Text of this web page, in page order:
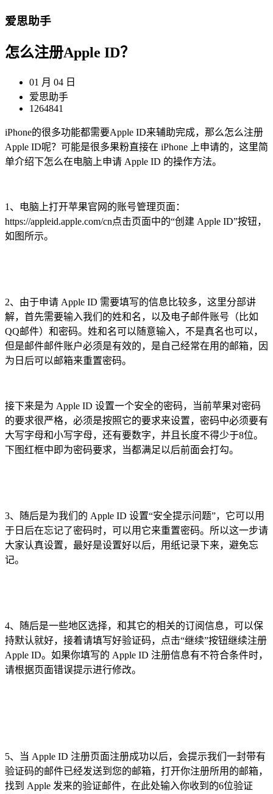
爱思助手
怎么注册Apple ID？
01 月 04 日
爱思助手
1264841
iPhone的很多功能都需要Apple ID来辅助完成，那么怎么注册
Apple ID呢？可能是很多果粉直接在 iPhone 上申请的，这里简
单介绍下怎么在电脑上申请 Apple ID 的操作方法。
1、电脑上打开苹果官网的账号管理页面：
https://appleid.apple.com/cn点击页面中的“创建 Apple ID”按钮，
如图所示。
2、由于申请 Apple ID 需要填写的信息比较多，这里分部讲
解，首先需要输入我们的姓和名，以及电子邮件账号（比如
QQ邮件）和密码。姓和名可以随意输入，不是真名也可以，
但是邮件邮件账户必须是有效的，是自己经常在用的邮箱，因
为日后可以邮箱来重置密码。
接下来是为 Apple ID 设置一个安全的密码，当前苹果对密码
的要求很严格，必须是按照它的要求来设置，密码中必须要有
大写字母和小写字母，还有要数字，并且长度不得少于8位。
下图红框中即为密码要求，当都满足以后前面会打勾。
3、随后是为我们的 Apple ID 设置“安全提示问题”，它可以用
于日后在忘记了密码时，可以用它来重置密码。所以这一步请
大家认真设置，最好是设置好以后，用纸记录下来，避免忘
记。
4、随后是一些地区选择，和其它的相关的订阅信息，可以保
持默认就好，接着请填写好验证码，点击“继续”按钮继续注册
Apple ID。如果你填写的 Apple ID 注册信息有不符合条件时，
请根据页面错误提示进行修改。
5、当 Apple ID 注册页面注册成功以后，会提示我们一封带有
验证码的邮件已经发送到您的邮箱，打开你注册所用的邮箱，
找到 Apple 发来的验证邮件，在此处输入你收到的6位验证